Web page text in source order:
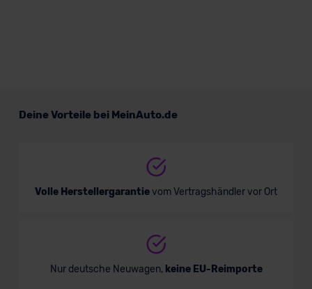
Deine Vorteile bei MeinAuto.de
Volle Herstellergarantievom Vertragshändler vor Ort
Nur deutsche Neuwagen, keine EU-Reimporte